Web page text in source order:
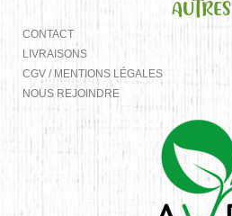
AUTRES
CONTACT
LIVRAISONS
CGV / MENTIONS LÉGALES
NOUS REJOINDRE